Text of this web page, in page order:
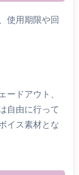
使用期限や回
ードアウト、
自由に行って
イス素材とな